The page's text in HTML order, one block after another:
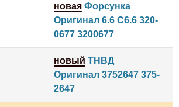
новая Форсунка
Оригинал 6.6 C6.6 320-
0677 3200677
новый ТНВД
Оригинал 3752647 375-
2647